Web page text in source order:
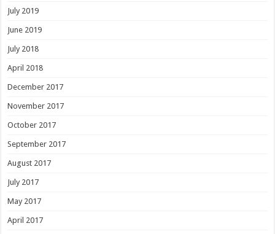
July 2019
June 2019
July 2018
April 2018
December 2017
November 2017
October 2017
September 2017
August 2017
July 2017
May 2017
April 2017